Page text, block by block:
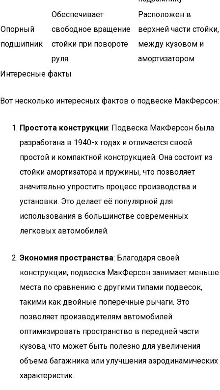
Опорный
подшипник
Обеспечивает
свободное вращение
стойки при повороте
руля
Расположен в
верхней части стойки,
между кузовом и
амортизатором
Интересные факты
Вот несколько интересных фактов о подвеске МакФерсон:
Простота конструкции: Подвеска МакФерсон была
разработана в 1940-х годах и отличается своей
простой и компактной конструкцией. Она состоит из
стойки амортизатора и пружины, что позволяет
значительно упростить процесс производства и
установки. Это делает её популярной для
использования в большинстве современных
легковых автомобилей.
Экономия пространства: Благодаря своей
конструкции, подвеска МакФерсон занимает меньше
места по сравнению с другими типами подвесок,
такими как двойные поперечные рычаги. Это
позволяет производителям автомобилей
оптимизировать пространство в передней части
кузова, что может быть полезно для увеличения
объема багажника или улучшения аэродинамических
характеристик.